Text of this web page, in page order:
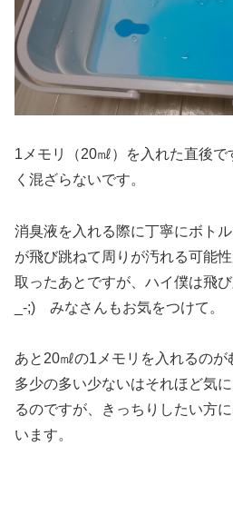
1メモリ（20㎖）を入れた直後
く混ざらないです。
消臭液を入れる際に丁寧にボト
が飛び跳ねて周りが汚れる可能
取ったあとですが、ハイ僕は飛
_-;) みなさんもお気をつけて。
あと20㎖の1メモリを入れるのが
多少の多い少ないはそれほど気
るのですが、きっちりしたい方
います。